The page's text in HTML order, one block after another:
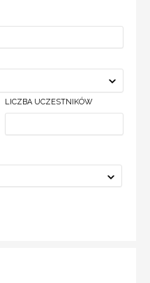
LICZBA UCZESTNIKÓW